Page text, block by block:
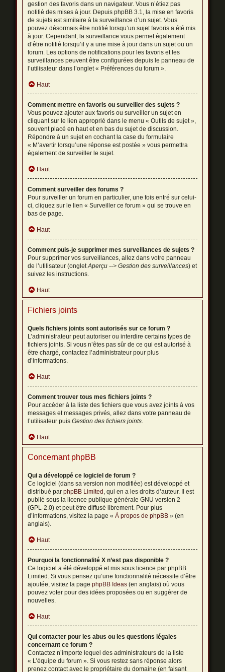
gestion des favoris dans un navigateur. Vous n’étiez pas
notifié des mises à jour. Depuis phpBB 3.1, la mise en favoris
de sujets est similaire à la surveillance d’un sujet. Vous
pouvez désormais être notifié lorsqu’un sujet favoris a été mis
à jour. Cependant, la surveillance vous permet également
d’être notifié lorsqu’il y a une mise à jour dans un sujet ou un
forum. Les options de notifications pour les favoris et les
surveillances peuvent être configurées depuis le panneau de
l’utilisateur dans l’onglet « Préférences du forum ».
Haut
Comment mettre en favoris ou surveiller des sujets ?
Vous pouvez ajouter aux favoris ou surveiller un sujet en
cliquant sur le lien approprié dans le menu « Outils de sujet »,
souvent placé en haut et en bas du sujet de discussion.
Répondre à un sujet en cochant la case du formulaire
« M’avertir lorsqu’une réponse est postée » vous permettra
également de surveiller le sujet.
Haut
Comment surveiller des forums ?
Pour surveiller un forum en particulier, une fois entré sur celui-
ci, cliquez sur le lien « Surveiller ce forum » qui se trouve en
bas de page.
Haut
Comment puis-je supprimer mes surveillances de sujets ?
Pour supprimer vos surveillances, allez dans votre panneau
de l’utilisateur (ongletAperçu --> Gestion des surveillances) et
suivez les instructions.
Haut
Fichiers joints
Quels fichiers joints sont autorisés sur ce forum ?
L’administrateur peut autoriser ou interdire certains types de
fichiers joints. Si vous n’êtes pas sûr de ce qui est autorisé à
être chargé, contactez l’administrateur pour plus
d’informations.
Haut
Comment trouver tous mes fichiers joints ?
Pour accéder à la liste des fichiers que vous avez joints à vos
messages et messages privés, allez dans votre panneau de
l’utilisateur puisGestion des fichiers joints.
Haut
Concernant phpBB
Qui a développé ce logiciel de forum ?
Ce logiciel (dans sa version non modifiée) est développé et
distribué parphpBB Limited , qui en a les droits d’auteur. Il est
publié sous la licence publique générale GNU version 2
(GPL-2.0) et peut être diffusé librement. Pour plus
d’informations, visitez la page «À propos de phpBB » (en
anglais).
Haut
Pourquoi la fonctionnalité X n’est pas disponible ?
Ce logiciel a été développé et mis sous licence par phpBB
Limited. Si vous pensez qu’une fonctionnalité nécessite d’être
ajoutée, visitez la pagephpBB Ideas (en anglais) où vous
pouvez voter pour des idées proposées ou en suggérer de
nouvelles.
Haut
Qui contacter pour les abus ou les questions légales
concernant ce forum ?
Contactez n’importe lequel des administrateurs de la liste
« L’équipe du forum ». Si vous restez sans réponse alors
prenez contact avec le propriétaire du domaine (en faisant